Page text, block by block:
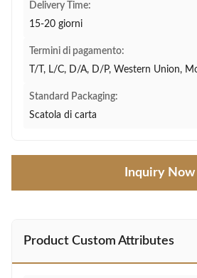
Delivery Time:
15-20 giorni
Termini di pagamento:
T/T, L/C, D/A, D/P, Western Union,
Standard Packaging:
Scatola di carta
Inquiry Now
Product Custom Attributes